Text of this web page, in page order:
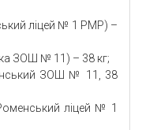
ліцей № 1 РМР) –
ЗОШ № 11) – 38 кг;
ЗОШ № 11, 38
ліцей № 1